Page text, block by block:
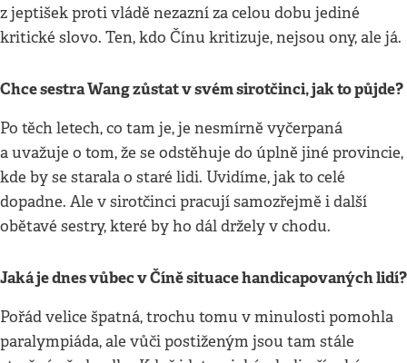
z jeptišek proti vládě nezazní za celou dobu jediné
kritické slovo. Ten, kdo Čínu kritizuje, nejsou ony, ale já.
Chce sestra Wang zůstat v svém sirotčinci, jak to půjde?
Po těch letech, co tam je, je nesmírně vyčerpaná
a uvažuje o tom, že se odstěhuje do úplně jiné provincie,
kde by se starala o staré lidi. Uvidíme, jak to celé
dopadne. Ale v sirotčinci pracují samozřejmě i další
obětavé sestry, které by ho dál držely v chodu.
Jaká je dnes vůbec v Číně situace handicapovaných lidí?
Pořád velice špatná, trochu tomu v minulosti pomohla
paralympiáda, ale vůči postiženým jsou tam stále